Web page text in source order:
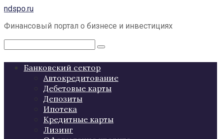
Перейти
контенту
ndspo.ru
Финансовый портал о бизнесе и инвестициях
Поиск:
Банковский сектор
Автокредитование
Дебетовые карты
Депозиты
Ипотека
Кредитные карты
Лизинг